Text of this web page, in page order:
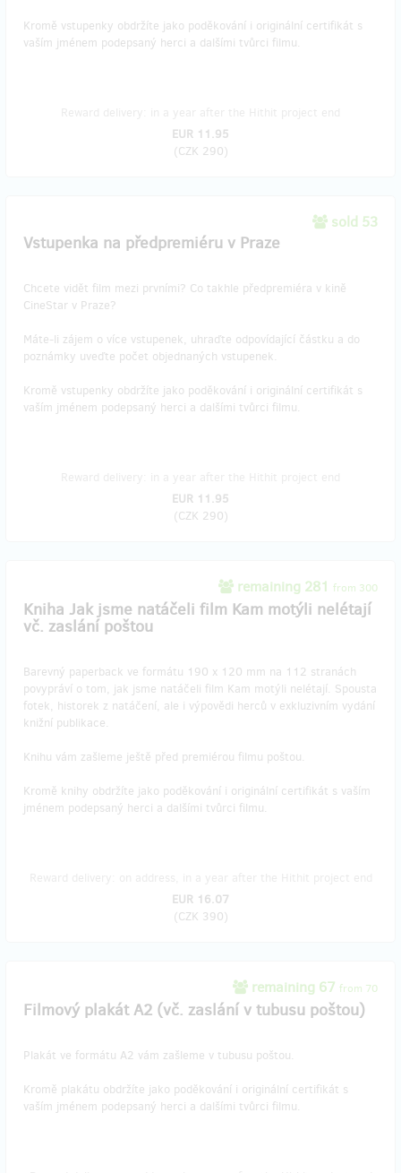
Kromě vstupenky obdržíte jako poděkování i originální certifikát s
vaším jménem podepsaný herci a dalšími tvůrci filmu.
EUR 11.95
(CZK 290)
sold 53
Vstupenka na předpremiéru v Praze
Chcete vidět film mezi prvními? Co takhle předpremiéra v kině
CineStar v Praze?
Máte-li zájem o více vstupenek, uhraďte odpovídající částku a do
poznámky uveďte počet objednaných vstupenek.
Kromě vstupenky obdržíte jako poděkování i originální certifikát s
vaším jménem podepsaný herci a dalšími tvůrci filmu.
EUR 11.95
(CZK 290)
remaining 281 from 300
Kniha Jak jsme natáčeli film Kam motýli nelétají
vč. zaslání poštou
Barevný paperback ve formátu 190 x 120 mm na 112 stranách
povypráví o tom, jak jsme natáčeli film Kam motýli nelétají. Spousta
fotek, historek z natáčení, ale i výpovědi herců v exkluzivním vydání
knižní publikace.
Knihu vám zašleme ještě před premiérou filmu poštou.
Kromě knihy obdržíte jako poděkování i originální certifikát s vaším
jménem podepsaný herci a dalšími tvůrci filmu.
EUR 16.07
(CZK 390)
remaining 67 from 70
Filmový plakát A2 (vč. zaslání v tubusu poštou)
Plakát ve formátu A2 vám zašleme v tubusu poštou.
Kromě plakátu obdržíte jako poděkování i originální certifikát s
vaším jménem podepsaný herci a dalšími tvůrci filmu.